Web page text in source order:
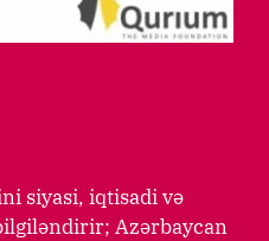
siyasi, iqtisadi və
Azərbaycan